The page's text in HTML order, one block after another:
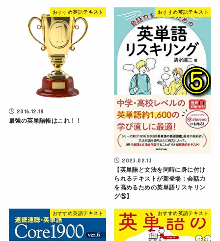
おすすめ英語テキスト
2016.12.18
最強の英単語帳はこれ！！
おすすめ英語テキスト
2023.02.13
【英単語と文法を同時に身に付け
られるテキストが新登場：会話力
を高めるための英単語リスキリン
グ⑤】
おすすめ英語テキスト おすすめ英語テキスト